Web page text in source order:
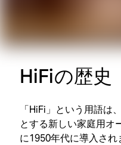
HiFiの歴史
「HiFi」という用語は
とする新しい家庭用オ
に1950年代に導入さ